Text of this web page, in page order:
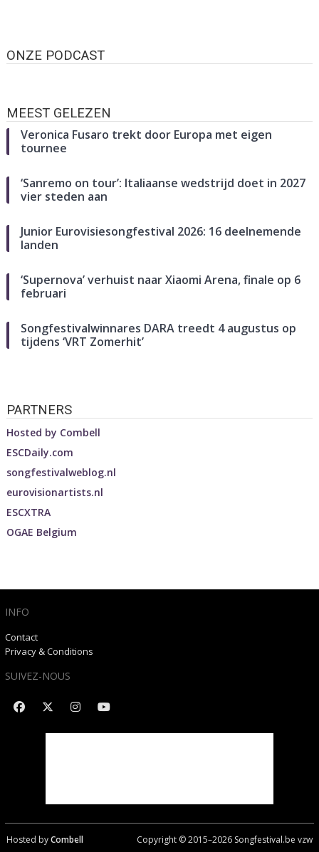
ONZE PODCAST
MEEST GELEZEN
Veronica Fusaro trekt door Europa met eigen
tournee
‘Sanremo on tour’: Italiaanse wedstrijd doet in 2027
vier steden aan
Junior Eurovisiesongfestival 2026: 16 deelnemende
landen
‘Supernova’ verhuist naar Xiaomi Arena, finale op 6
februari
Songfestivalwinnares DARA treedt 4 augustus op
tijdens ‘VRT Zomerhit’
PARTNERS
Hosted by Combell
ESCDaily.com
songfestivalweblog.nl
eurovisionartists.nl
ESCXTRA
OGAE Belgium
INFO
Contact
Privacy & Conditions
SUIVEZ-NOUS
Hosted byCombell Copyright © 2015–2026Songfestival.be vzw